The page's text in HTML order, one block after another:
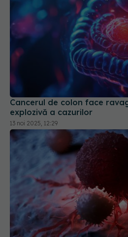
Cancerul de colon face
explozivă a cazurilor
13 noi 2025, 12:29